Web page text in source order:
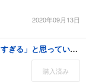
2020年09月13日
声がだせない少女は「彼女が優しすぎる」と思っている 1
購入済み